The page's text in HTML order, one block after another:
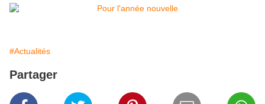
#Actualités
Partager